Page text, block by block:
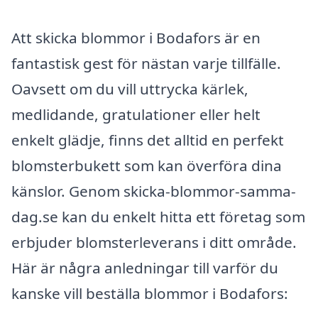
Att skicka blommor i Bodafors är en
fantastisk gest för nästan varje tillfälle.
Oavsett om du vill uttrycka kärlek,
medlidande, gratulationer eller helt
enkelt glädje, finns det alltid en perfekt
blomsterbukett som kan överföra dina
känslor. Genom skicka-blommor-samma-
dag.se kan du enkelt hitta ett företag som
erbjuder blomsterleverans i ditt område.
Här är några anledningar till varför du
kanske vill beställa blommor i Bodafors: